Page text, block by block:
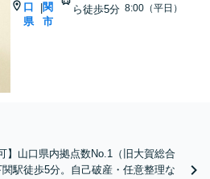
口
県
|関
市
ら徒歩5分 8:00（平日）
】山口県内拠点数No.1（旧大賀総合
駅徒歩5分。自己破産・任意整理な